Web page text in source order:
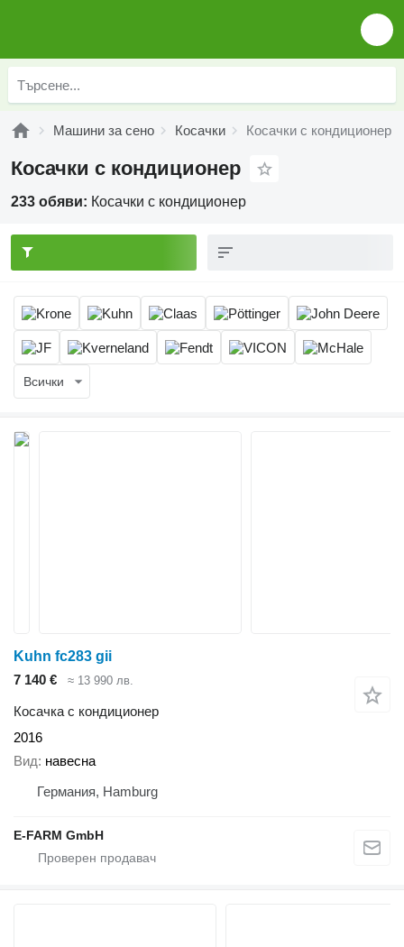
Машини за сено Косачки Косачки с кондиционер
Косачки с кондиционер
233 обяви: Косачки с кондиционер
Всички
Kuhn fc283 gii
7 140 €
≈ 13 990 лв.
Косачка с кондиционер
2016
Вид навесна
Германия, Hamburg
E-FARM GmbH